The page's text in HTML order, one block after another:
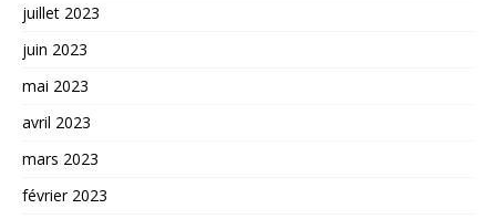
juillet 2023
juin 2023
mai 2023
avril 2023
mars 2023
février 2023